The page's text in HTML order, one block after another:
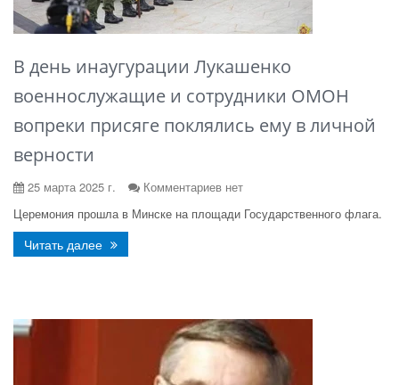
В день инаугурации Лукашенко
военнослужащие и сотрудники ОМОН
вопреки присяге поклялись ему в личной
верности
25 марта 2025 г.
Комментариев нет
Церемония прошла в Минске на площади Государственного флага.
Читать далее